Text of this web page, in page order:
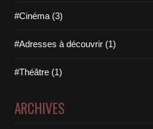
#Cinéma (3)
#Adresses à découvrir (1)
#Théâtre (1)
ARCHIVES